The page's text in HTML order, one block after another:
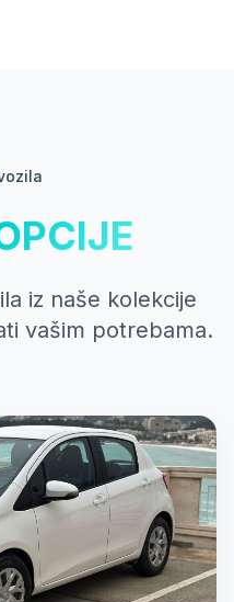
iz naše kolekcije
vašim potrebama.